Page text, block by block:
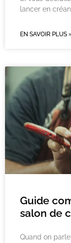
lancer en
EN SAVOIR PLUS
Guide
salon de
Quand on